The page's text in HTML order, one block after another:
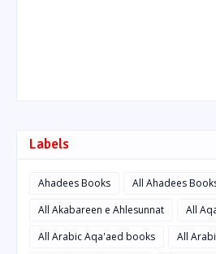
Labels
Ahadees Books
All Ahadees
All Akabareen e Ahlesunnat
All
All Arabic Aqa'aed books
All